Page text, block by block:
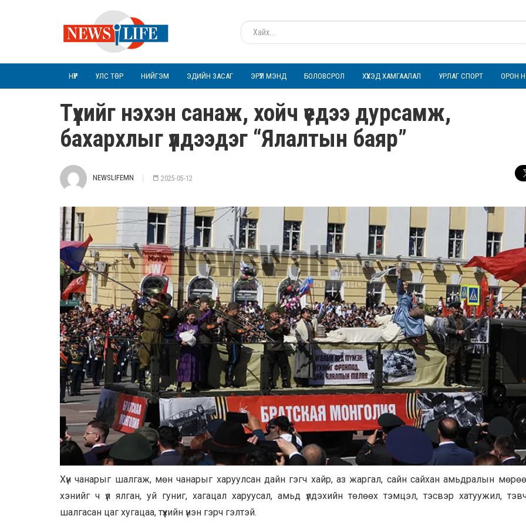
НҮҮР УЛС ТӨР НИЙГЭМ ЭДИЙН ЗАСАГ ЭРҮҮЛ МЭНД БОЛОВСРОЛ ХҮҮХЭД ХАМГААЛАЛ УРЛАГ СПОРТ ОРОН
Түүхийг нэхэн санаж, хойч үедээ дурсамж,
бахархлыг үлдээдэг “Ялалтын баяр”
NEWSLIFEMN 2025-05-12
Хүн чанарыг шалгаж, мөн чанарыг харуулсан дайн гэгч хайр, аз жаргал, сайн сайхан амьдралын
хэнийг ч үл ялган, уй гуниг, хагацал харуусал, амьд үлдэхийн төлөөх тэмцэл, тэсвэр хатуужил,
шалгасан цаг хугацаа, түүхийн үнэн гэрч гэлтэй.